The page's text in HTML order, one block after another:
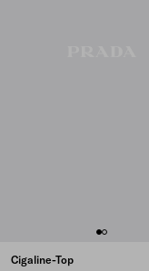
Cigaline-Top